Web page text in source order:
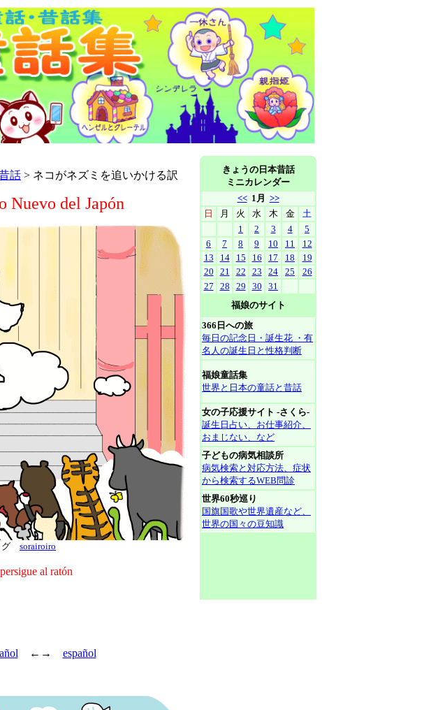
話 > ネコがネズミを追いかける訳
Nuevo del Japón
sorairoiro
al ratón
←→ español
きょうの日本昔話
ミニカレンダー
<<1月 >>
日
月 火 水 木 金
土
1
2 3 4
5
6
7 8 9 10 11
12
13
14 15 16 17 18
19
20
21 22 23 24 25
26
27
28 29 30
31
福娘のサイト
366日への旅
毎日の記念日・誕生花 ・有
名人の誕生日と性格判断
福娘童話集
世界と日本の童話と昔話
女の子応援サイト -さくら-
誕生日占い、お仕事紹介、
おまじない、など
子どもの病気相談所
病気検索と対応方法、症状
から検索するWEB問診
世界60秒巡り
国旗国歌や世界遺産など、
世界の国々の豆知識